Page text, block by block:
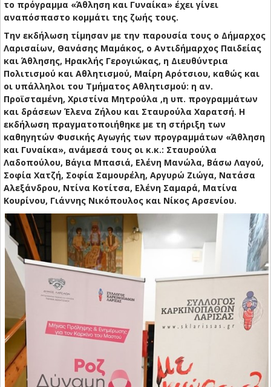
το πρόγραμμα «Άθληση και Γυναίκα» έχει γίνει
αναπόσπαστο κομμάτι της ζωής τους.
Την εκδήλωση τίμησαν με την παρουσία τους ο Δήμαρχος
Λαρισαίων, Θανάσης Μαμάκος, ο Αντιδήμαρχος Παιδείας
και Άθλησης, Ηρακλής Γερογιώκας, η Διευθύντρια
Πολιτισμού και Αθλητισμού, Μαίρη Αρότσιου, καθώς και
οι υπάλληλοι του Τμήματος Αθλητισμού: η αν.
Προϊσταμένη, Χριστίνα Μητρούλα ,η υπ. προγραμμάτων
και δράσεων Έλενα Ζήλου και Σταυρούλα Χαρατσή. Η
εκδήλωση πραγματοποιήθηκε με τη στήριξη των
καθηγητών Φυσικής Αγωγής των προγραμμάτων «Άθληση
και Γυναίκα», ανάμεσά τους οι κ.κ.: Σταυρούλα
Λαδοπούλου, Βάγια Μπασιά, Ελένη Μανώλα, Βάσω Λαγού,
Σοφία Χατζή, Σοφία Σαμουρέλη, Αργυρώ Ζιώγα, Νατάσα
Αλεξάνδρου, Ντίνα Κοτίτσα, Ελένη Σαμαρά, Ματίνα
Κουρίνου, Γιάννης Νικόπουλος και Νίκος Αρσενίου.